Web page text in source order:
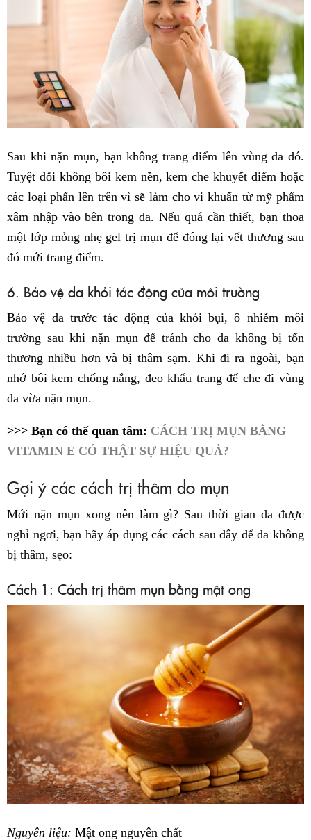
Sau khi nặn mụn, bạn không trang điểm lên vùng da đó.
Tuyệt đối không bôi kem nền, kem che khuyết điểm hoặc
các loại phấn lên trên vì sẽ làm cho vi khuẩn từ mỹ phẩm
xâm nhập vào bên trong da. Nếu quá cần thiết, bạn thoa
một lớp mỏng nhẹ gel trị mụn để đóng lại vết thương sau
đó mới trang điểm.
6. Bảo vệ da khỏi tác động của môi trường
Bảo vệ da trước tác động của khói bụi, ô nhiễm môi
trường sau khi nặn mụn để tránh cho da không bị tổn
thương nhiều hơn và bị thâm sạm. Khi đi ra ngoài, bạn
nhớ bôi kem chống nắng, đeo khẩu trang để che đi vùng
da vừa nặn mụn.
>>> Bạn có thể quan tâm: CÁCH TRỊ MỤN BẰNG
VITAMIN E CÓ THẬT SỰ HIỆU QUẢ?
Gợi ý các cách trị thâm do mụn
Mới nặn mụn xong nên làm gì? Sau thời gian da được
nghỉ ngơi, bạn hãy áp dụng các cách sau đây để da không
bị thâm, sẹo:
Cách 1: Cách trị thâm mụn bằng mật ong
Nguyên liệu: Mật ong nguyên chất